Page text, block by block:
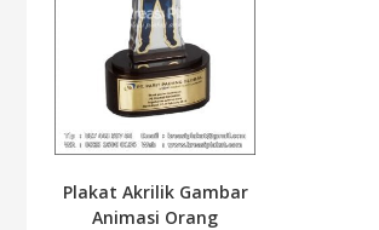
Plakat Akrilik Gambar
Animasi Orang